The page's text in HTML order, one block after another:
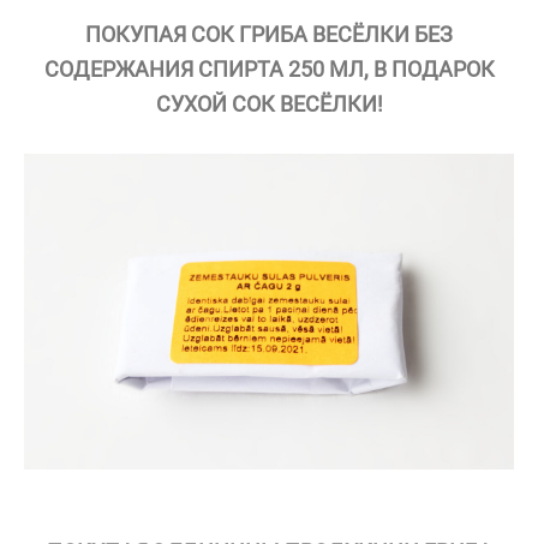
ПОКУПАЯ СОК ГРИБА ВЕСЁЛКИ БЕЗ
СОДЕРЖАНИЯ СПИРТА 250 МЛ, В ПОДАРОК
СУХОЙ СОК ВЕСЁЛКИ!